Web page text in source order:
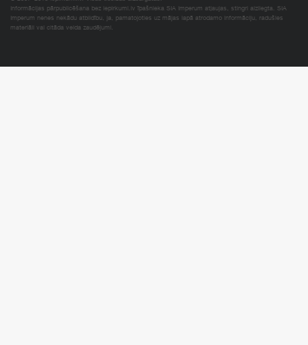
Informācijas pārpublicēšana bez iepirkumi.lv īpašnieka SIA Imperum atļaujas, stingri aizliegta. SIA
Imperum nenes nekādu atbildību, ja, pamatojoties uz mājas lapā atrodamo informāciju, radušies
materiāli vai citāda veida zaudējumi.